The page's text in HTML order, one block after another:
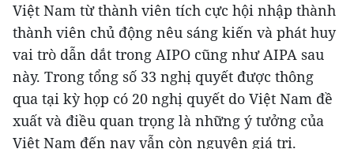
Việt Nam từ thành viên tích cực hội nhập thành
thành viên chủ động nêu sáng kiến và phát huy
vai trò dẫn dắt trong AIPO cũng như AIPA sau
này. Trong tổng số 33 nghị quyết được thông
qua tại kỳ họp có 20 nghị quyết do Việt Nam đề
xuất và điều quan trọng là những ý tưởng của
Việt Nam đến nay vẫn còn nguyên giá trị.